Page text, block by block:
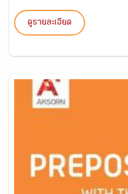
ดูรายละเอียด